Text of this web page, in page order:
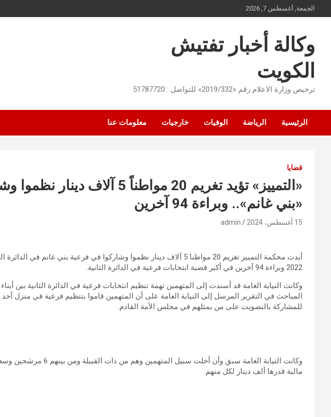
to
الجمعة, أغسطس 7, 2026
وكالة أخبار تفتيش
الكويت
ترخيص وزارة الاعلام رقم «2019/332» للتواصل : 51787720
الرئيسية الرياضة الوفيات خارجيات معلومات عنا
قضايا
«التمييز» تؤيد تغريم 20 مواطناً 5
«بني غانم».. وبراءة 94 آخرين
15 أغسطس، 2024 admin
أيدت محكمة التمييز تغريم 20 مواطنا 5 آلاف دينار نظموا وشاركوا في فرعية بني غانم
2022 وبراءة 94 آخرين في أكبر قضية انتخابات فرعية في ⁧‫الدائرة الثانية.
وكانت النيابة العامة قد أسندت إلى المتهمين تهمة تنظيم انتخابات فرعية في الدائرة الثانية بين
المباحث في التقرير المرسل إلى النيابة العامة على أن المتهمين قاموا بتنظيم فرعية في منزل أحد
للمشاركة بالتصويت على من يمثلهم في مجلس الأمة القادم.
وكانت النيابة العامة سبق وأن أخلت
مالية قدرها ألف دينار لكل منهم.